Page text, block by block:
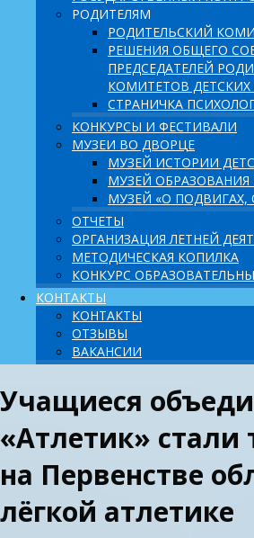
РОДИТЕЛЯМ
РОДИТЕЛЬСКИЙ
РЕШЕНИЯ ОБЩЕГО
ПРЕДСЕДАТЕЛЕЙ
КОМИТЕТОВ
СТРАНИЧКА
КОНКУРСЫ И ФЕСТИВАЛИ
МУЗЕИ ВО ДВОРЦЕ
МУЗЕЙ ИСТОРИИ
МУЗЕЙ ОБРАЗОВАНИЯ
МУЗЕЙ «О ПОДВИГАХ,
ОТЧЕТЫ
ОРГАНИЗАЦИЯ ЛЕТНЕЙ
МЕТОДИЧЕСКАЯ КОПИЛКА
КОНКУРС
КОНТАКТЫ
КОНТАКТЫ
ОТЗЫВЫ
ВАКАНСИИ
Учащиеся
«Атлетик» стали
на Первенстве
лёгкой атлетике